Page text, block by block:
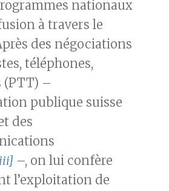
nationaux
à travers le
des négociations
téléphones,
(PTT) –
publique suisse
des
–, on lui confère
l’exploitation de